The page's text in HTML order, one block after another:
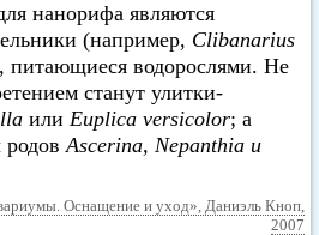
нанорифа являются
(например, Clibanarius
питающиеся водорослями. Не
станут улитки-
или Euplica versicolor; а
родовAscerina, Nepanthia и
Оснащение и уход», Даниэль Кноп,
2007